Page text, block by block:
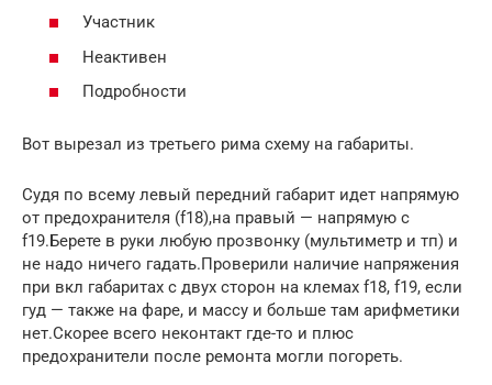
Участник
Неактивен
Подробности
Вот вырезал из третьего рима схему на габариты.
Судя по всему левый передний габарит идет напрямую
от предохранителя (f18),на правый — напрямую с
f19.Берете в руки любую прозвонку (мультиметр и тп) и
не надо ничего гадать.Проверили наличие напряжения
при вкл габаритах с двух сторон на клемах f18, f19, если
гуд — также на фаре, и массу и больше там арифметики
нет.Скорее всего неконтакт где-то и плюс
предохранители после ремонта могли погореть.